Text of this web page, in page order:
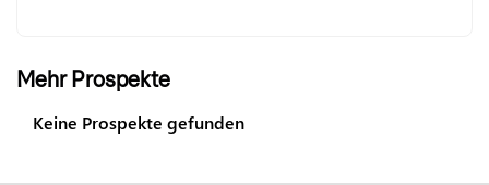
Mehr Prospekte
Keine Prospekte gefunden